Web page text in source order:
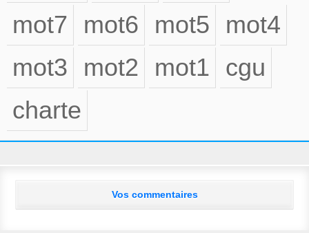
mot7
mot6 mot5
mot4
mot3
mot2 mot1
cgu
charte
Vos commentaires